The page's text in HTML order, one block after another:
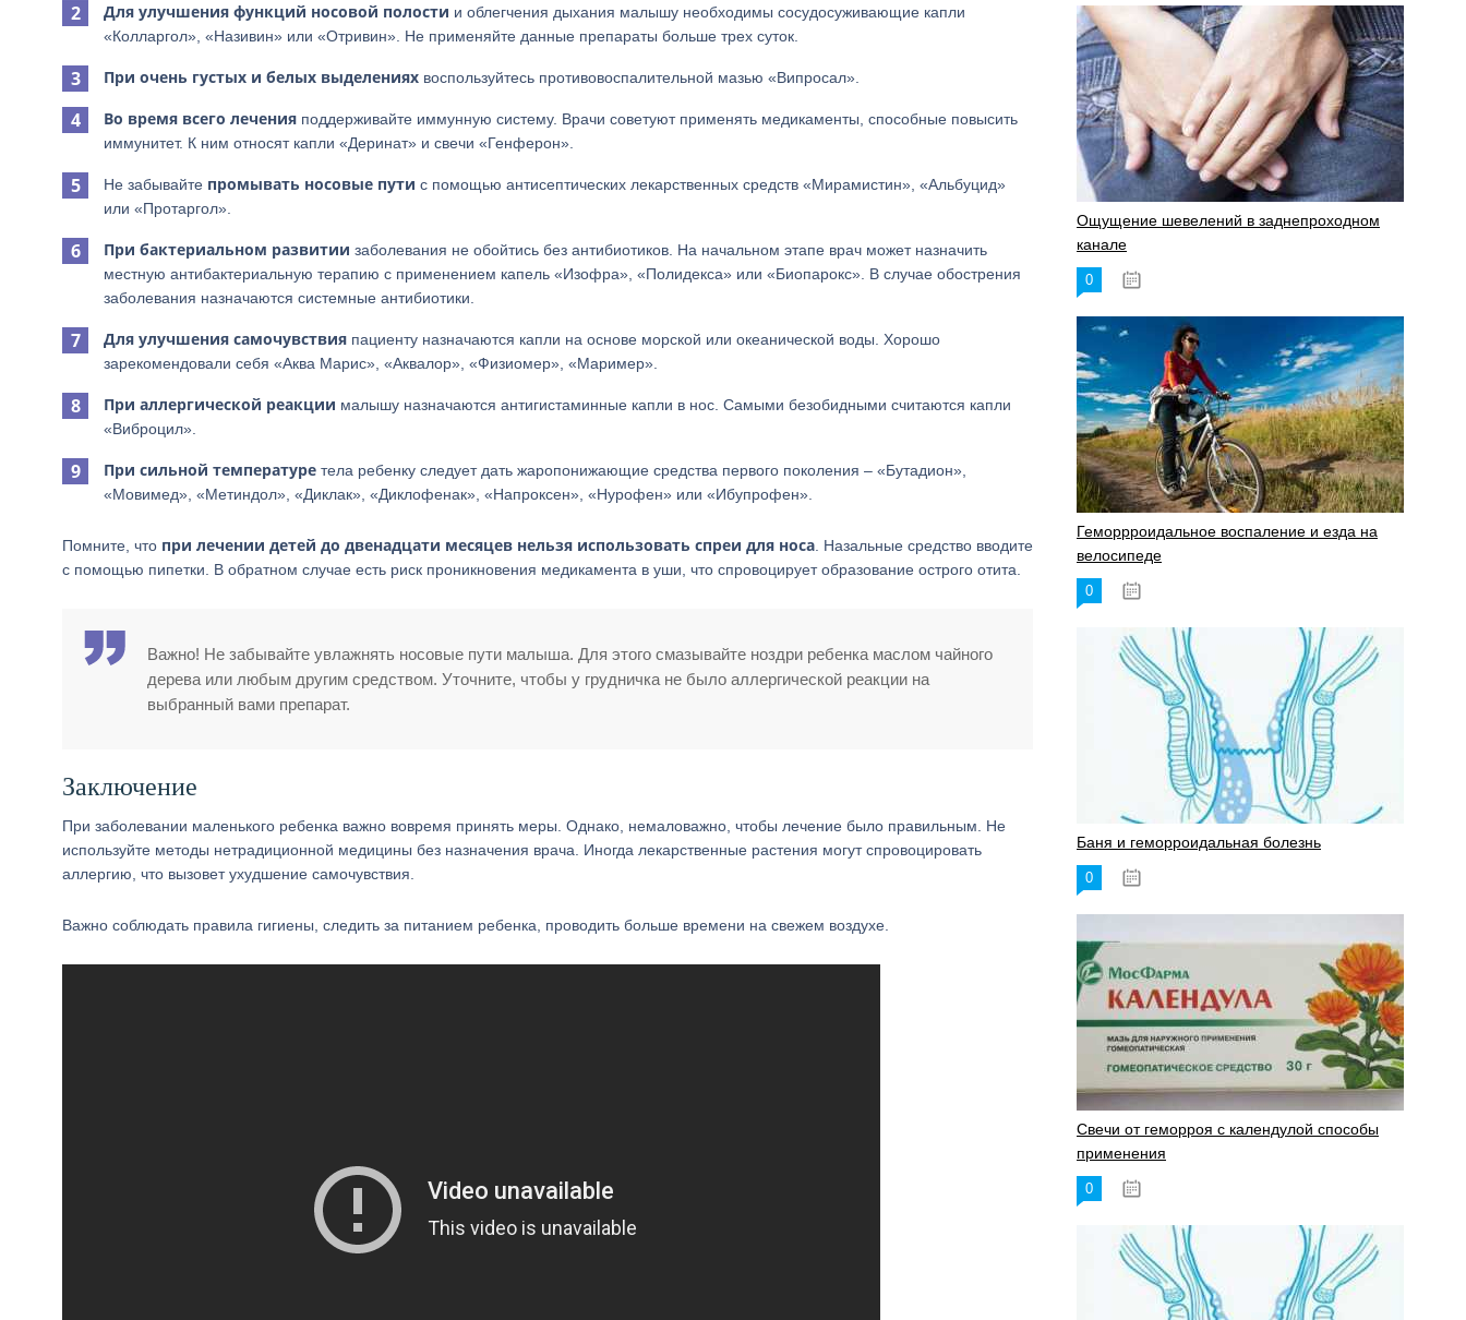
Для улучшения функций носовой полости и облегчения дыхания малышу необходимы сосудосуживающие капли
«Колларгол», «Називин» или «Отривин». Не применяйте данные препараты больше трех суток.
При очень густых и белых выделениях воспользуйтесь противовоспалительной мазью «Випросал».
Во время всего лечения поддерживайте иммунную систему. Врачи советуют применять медикаменты, способные повысить
иммунитет. К ним относят капли «Деринат» и свечи «Генферон».
Не забывайте промывать носовые пути с помощью антисептических лекарственных средств «Мирамистин», «Альбуцид»
или «Протаргол».
При бактериальном развитии заболевания не обойтись без антибиотиков. На начальном этапе врач может назначить
местную антибактериальную терапию с применением капель «Изофра», «Полидекса» или «Биопарокс». В случае обострения
заболевания назначаются системные антибиотики.
Для улучшения самочувствия пациенту назначаются капли на основе морской или океанической воды. Хорошо
зарекомендовали себя «Аква Марис», «Аквалор», «Физиомер», «Маример».
При аллергической реакции малышу назначаются антигистаминные капли в нос. Самыми безобидными считаются капли
«Виброцил».
При сильной температуре тела ребенку следует дать жаропонижающие средства первого поколения – «Бутадион»,
«Мовимед», «Метиндол», «Диклак», «Диклофенак», «Напроксен», «Нурофен» или «Ибупрофен».
Помните, что при лечении детей до двенадцати месяцев нельзя использовать спреи для носа . Назальные средство вводите
с помощью пипетки. В обратном случае есть риск проникновения медикамента в уши, что спровоцирует образование острого отита.
Важно! Не забывайте увлажнять носовые пути малыша. Для этого смазывайте ноздри ребенка маслом чайного
дерева или любым другим средством. Уточните, чтобы у грудничка не было аллергической реакции на
выбранный вами препарат.
Заключение
При заболевании маленького ребенка важно вовремя принять меры. Однако, немаловажно, чтобы лечение было правильным. Не
используйте методы нетрадиционной медицины без назначения врача. Иногда лекарственные растения могут спровоцировать
аллергию, что вызовет ухудшение самочувствия.
Важно соблюдать правила гигиены, следить за питанием ребенка, проводить больше времени на свежем воздухе.
Ощущение шевелений в заднепроходном
канале
0
Геморрроидальное воспаление и езда на
велосипеде
0
Баня и геморроидальная болезнь
0
Свечи от геморроя с календулой способы
применения
0